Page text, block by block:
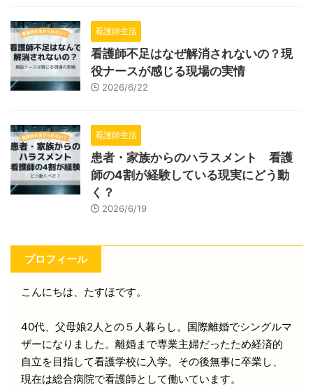
看護師生活
看護師不足はなぜ解消されないの？現
役ナースが感じる現場の実情
2026/6/22
看護師生活
患者・家族からのハラスメント 看護
師の4割が経験している現実にどう動
く？
2026/6/19
プロフィール
こんにちは、たすほです。
40代、父母娘2人との５人暮らし。国際離婚でシングルマ
ザーになりました。離婚まで専業主婦だったため経済的
自立を目指して看護学校に入学。その後無事に卒業し、
現在は総合病院で看護師として働いています。